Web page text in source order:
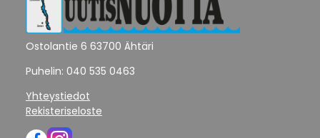
Ostolantie 6 63700 Ähtäri
Puhelin: 040 535 0463
Yhteystiedot
Rekisteriseloste